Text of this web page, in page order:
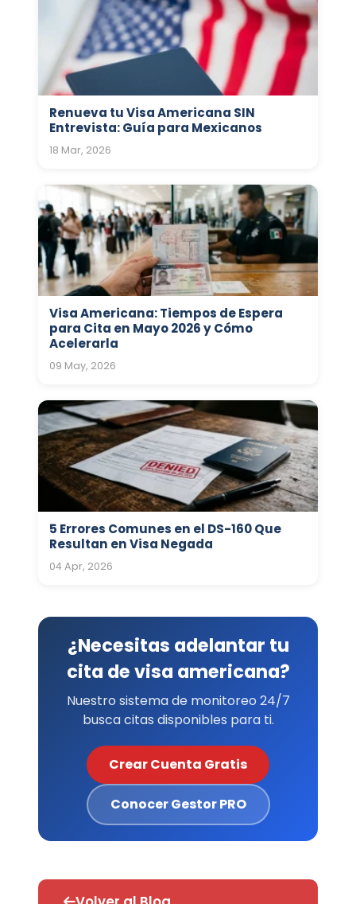
Renueva tu Visa Americana SIN
Entrevista: Guía para Mexicanos
18 Mar, 2026
Visa Americana: Tiempos de Espera
para Cita en Mayo 2026 y Cómo
Acelerarla
09 May, 2026
5 Errores Comunes en el DS-160 Que
Resultan en Visa Negada
04 Apr, 2026
¿Necesitas adelantar tu
cita de visa americana?
Nuestro sistema de monitoreo 24/7
busca citas disponibles para ti.
Crear Cuenta Gratis
Conocer Gestor PRO